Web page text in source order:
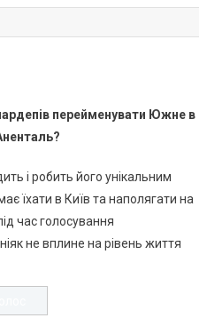
перейменувати Южне в
і робить його унікальним
їхати в Київ та наполягати на
час голосування
не вплине на рівень життя